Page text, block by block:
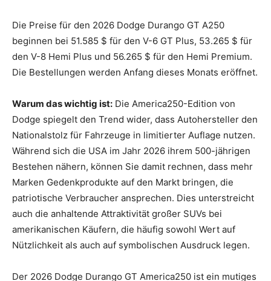
Die Preise für den 2026 Dodge Durango GT A250
beginnen bei 51.585 $ für den V-6 GT Plus, 53.265 $ für
den V-8 Hemi Plus und 56.265 $ für den Hemi Premium.
Die Bestellungen werden Anfang dieses Monats eröffnet.
Warum das wichtig ist: Die America250-Edition von
Dodge spiegelt den Trend wider, dass Autohersteller den
Nationalstolz für Fahrzeuge in limitierter Auflage nutzen.
Während sich die USA im Jahr 2026 ihrem 500-jährigen
Bestehen nähern, können Sie damit rechnen, dass mehr
Marken Gedenkprodukte auf den Markt bringen, die
patriotische Verbraucher ansprechen. Dies unterstreicht
auch die anhaltende Attraktivität großer SUVs bei
amerikanischen Käufern, die häufig sowohl Wert auf
Nützlichkeit als auch auf symbolischen Ausdruck legen.
Der 2026 Dodge Durango GT America250 ist ein mutiges